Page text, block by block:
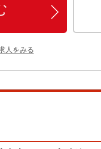
人をみる